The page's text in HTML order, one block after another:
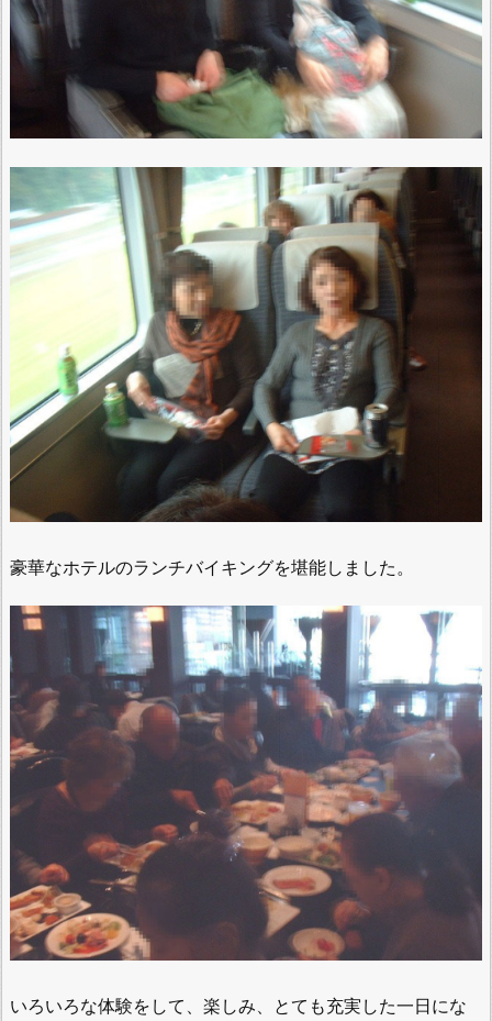
豪華なホテルのランチバイキングを堪能しました。
いろいろな体験をして、楽しみ、とても充実した一日にな